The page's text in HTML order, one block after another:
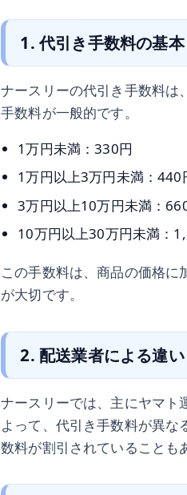
1. 代引き手数料の基本
ナースリーの代引き手数料は
手数料が一般的です。
1万円未満：330円
1万円以上3万円未満：440
3万円以上10万円未満：
10万円以上30万円未満：
この手数料は、商品の価格
が大切です。
2. 配送業者による違い
ナースリーでは、主にヤマト
よって、代引き手数料が異
数料が割引されていることも